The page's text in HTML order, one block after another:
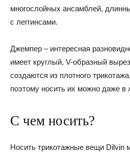
многослойных ансамблей,
с леггинсами.
Джемпер – интересная
имеет круглый, V-образный
создаются из плотного
поэтому носить их можно даже в
С чем носить?
Носить трикотажные вещи Dilvin